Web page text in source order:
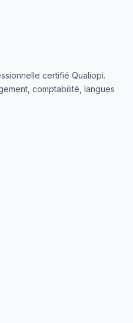
certifié Qualiopi.
comptabilité, langues